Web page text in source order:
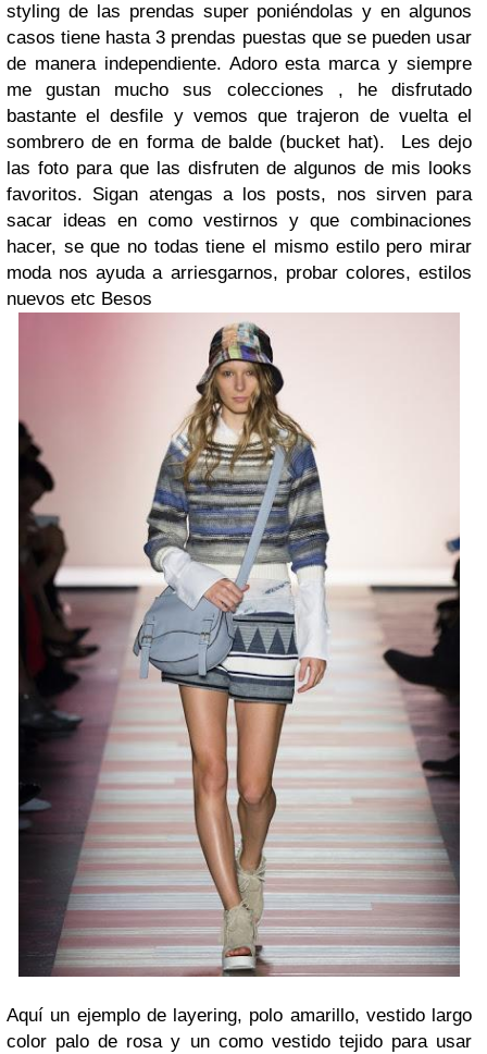
styling de las prendas super poniéndolas y en algunos
casos tiene hasta 3 prendas puestas que se pueden usar
de manera independiente. Adoro esta marca y siempre
me gustan mucho sus colecciones , he disfrutado
bastante el desfile y vemos que trajeron de vuelta el
sombrero de en forma de balde (bucket hat). Les dejo
las foto para que las disfruten de algunos de mis looks
favoritos. Sigan atengas a los posts, nos sirven para
sacar ideas en como vestirnos y que combinaciones
hacer, se que no todas tiene el mismo estilo pero mirar
moda nos ayuda a arriesgarnos, probar colores, estilos
nuevos etc Besos
Aquí un ejemplo de layering, polo amarillo, vestido largo
color palo de rosa y un como vestido tejido para usar